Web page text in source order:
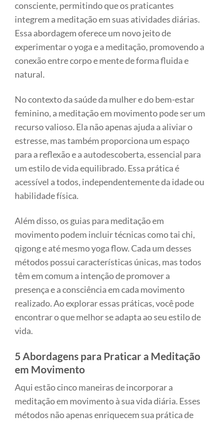
consciente, permitindo que os praticantes
integrem a meditação em suas atividades diárias.
Essa abordagem oferece um novo jeito de
experimentar o yoga e a meditação, promovendo a
conexão entre corpo e mente de forma fluida e
natural.
No contexto da saúde da mulher e do bem-estar
feminino, a meditação em movimento pode ser um
recurso valioso. Ela não apenas ajuda a aliviar o
estresse, mas também proporciona um espaço
para a reflexão e a autodescoberta, essencial para
um estilo de vida equilibrado. Essa prática é
acessível a todos, independentemente da idade ou
habilidade física.
Além disso, os guias para meditação em
movimento podem incluir técnicas como tai chi,
qigong e até mesmo yoga flow. Cada um desses
métodos possui características únicas, mas todos
têm em comum a intenção de promover a
presença e a consciência em cada movimento
realizado. Ao explorar essas práticas, você pode
encontrar o que melhor se adapta ao seu estilo de
vida.
5 Abordagens para Praticar a Meditação
em Movimento
Aqui estão cinco maneiras de incorporar a
meditação em movimento à sua vida diária. Esses
métodos não apenas enriquecem sua prática de